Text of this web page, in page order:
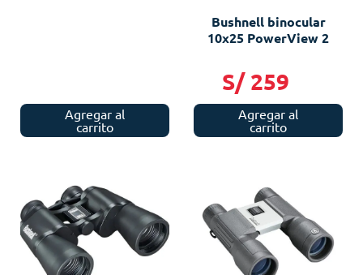
Agregar al
carrito
Bushnell binocular
10x25 PowerView 2
S/ 259
Agregar al
carrito